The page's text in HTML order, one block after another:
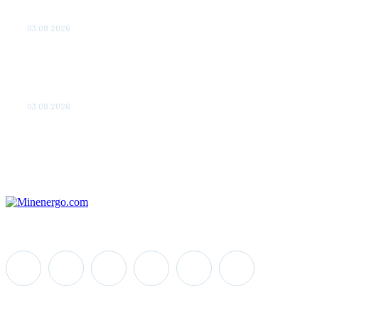
03.08.2026
03.08.2026